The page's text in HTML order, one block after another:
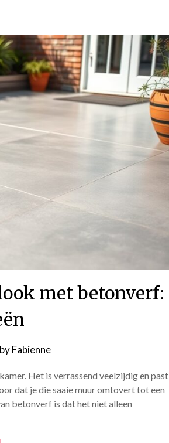
met betonverf:
byFabienne
Het is verrassend veelzijdig en past
dat je die saaie muur omtovert tot een
betonverf is dat het niet alleen